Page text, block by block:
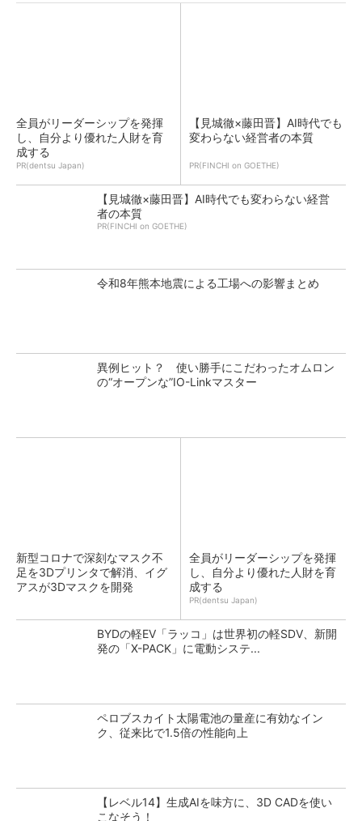
全員がリーダーシップを発揮
し、自分より優れた人財を育
成する
PR(dentsu Japan)
【見城徹×藤田晋】AI時代でも
変わらない経営者の本質
PR(FINCHI on GOETHE)
【見城徹×藤田晋】AI時代でも変わらない経営
者の本質
PR(FINCHI on GOETHE)
令和8年熊本地震による工場への影響まとめ
異例ヒット？ 使い勝手にこだわったオムロン
の“オープンな”IO-Linkマスター
新型コロナで深刻なマスク不
足を3Dプリンタで解消、イグ
アスが3Dマスクを開発
全員がリーダーシップを発揮
し、自分より優れた人財を育
成する
PR(dentsu Japan)
BYDの軽EV「ラッコ」は世界初の軽SDV、新開
発の「X-PACK」に電動システ...
ペロブスカイト太陽電池の量産に有効なイン
ク、従来比で1.5倍の性能向上
【レベル14】生成AIを味方に、3D CADを使い
こなそう！